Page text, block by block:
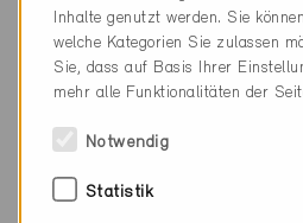
Kanton
Webseite
Inhalte genutzt werden. Sie
welche Kategorien Sie zulassen
Sie, dass auf Basis Ihrer
mehr alle Funktionalitäten der
Notwendig
Statistik